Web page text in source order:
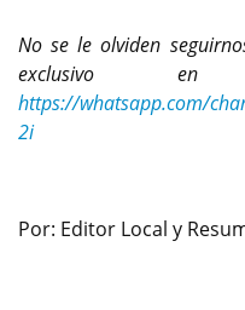
No se le olviden
exclusivo en
https://whatsapp.com/
2i
Por: Editor Local y